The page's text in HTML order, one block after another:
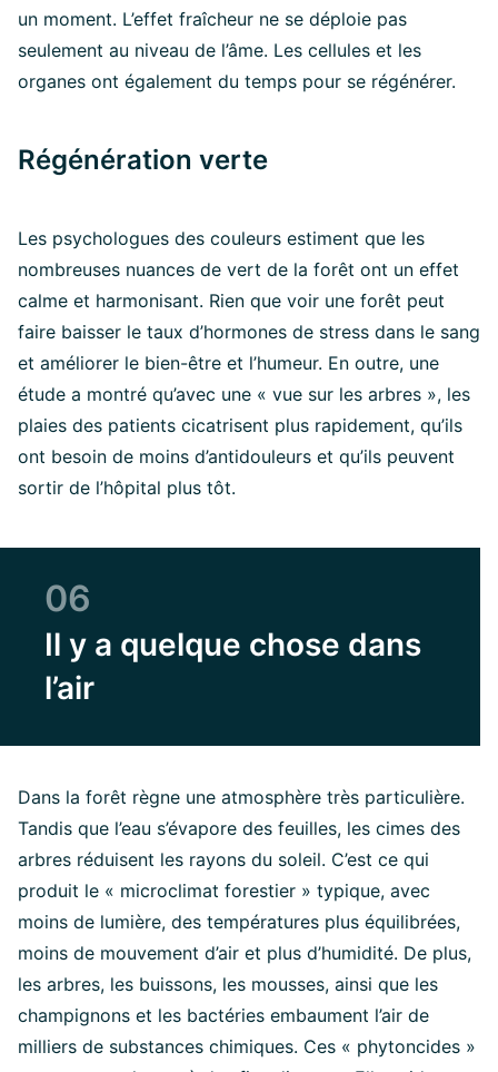
un moment. L’effet fraîcheur ne se déploie pas
seulement au niveau de l’âme. Les cellules et les
organes ont également du temps pour se régénérer.
Régénération verte
Les psychologues des couleurs estiment que les
nombreuses nuances de vert de la forêt ont un effet
calme et harmonisant. Rien que voir une forêt peut
faire baisser le taux d’hormones de stress dans le sang
et améliorer le bien-être et l’humeur. En outre, une
étude a montré qu’avec une « vue sur les arbres », les
plaies des patients cicatrisent plus rapidement, qu’ils
ont besoin de moins d’antidouleurs et qu’ils peuvent
sortir de l’hôpital plus tôt.
06
Il y a quelque chose dans
l’air
Dans la forêt règne une atmosphère très particulière.
Tandis que l’eau s’évapore des feuilles, les cimes des
arbres réduisent les rayons du soleil. C’est ce qui
produit le « microclimat forestier » typique, avec
moins de lumière, des températures plus équilibrées,
moins de mouvement d’air et plus d’humidité. De plus,
les arbres, les buissons, les mousses, ainsi que les
champignons et les bactéries embaument l’air de
milliers de substances chimiques. Ces « phytoncides »